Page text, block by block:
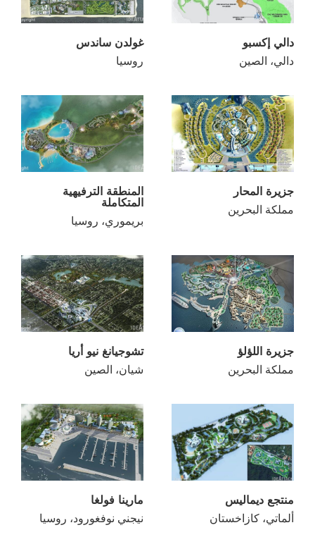
غولدن ساندس
روسيا
دالي إكسبو
دالي، الصين
المنطقة الترفيهية
المتكاملة
بريموري، روسيا
جزيرة المحار
مملكة البحرين
تشوجيانغ نيو أريا
شيان، الصين
جزيرة اللؤلؤ
مملكة البحرين
مارينا فولغا
نيجني نوفغورود، روسيا
منتجع ديماليس
ألماتي، كازاخستان